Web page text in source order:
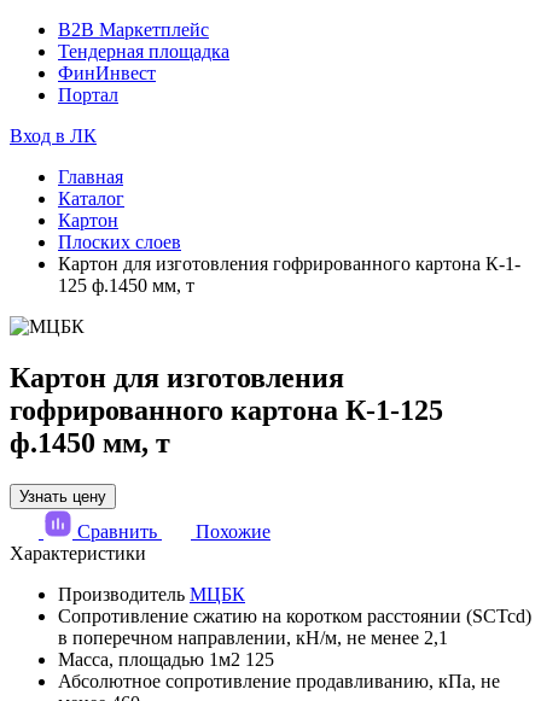
B2B Маркетплейс
Тендерная площадка
ФинИнвест
Портал
Вход в ЛК
Главная
Каталог
Картон
Плоских слоев
Картон для изготовления гофрированного картона К-1-
125 ф.1450 мм, т
Картон для изготовления
гофрированного картона К-1-125
ф.1450 мм, т
Узнать цену
Сравнить
Похожие
Характеристики
Производитель МЦБК
Сопротивление сжатию на коротком расстоянии (SCTcd)
в поперечном направлении, кН/м, не менее 2,1
Масса, площадью 1м2 125
Абсолютное сопротивление продавливанию, кПа, не